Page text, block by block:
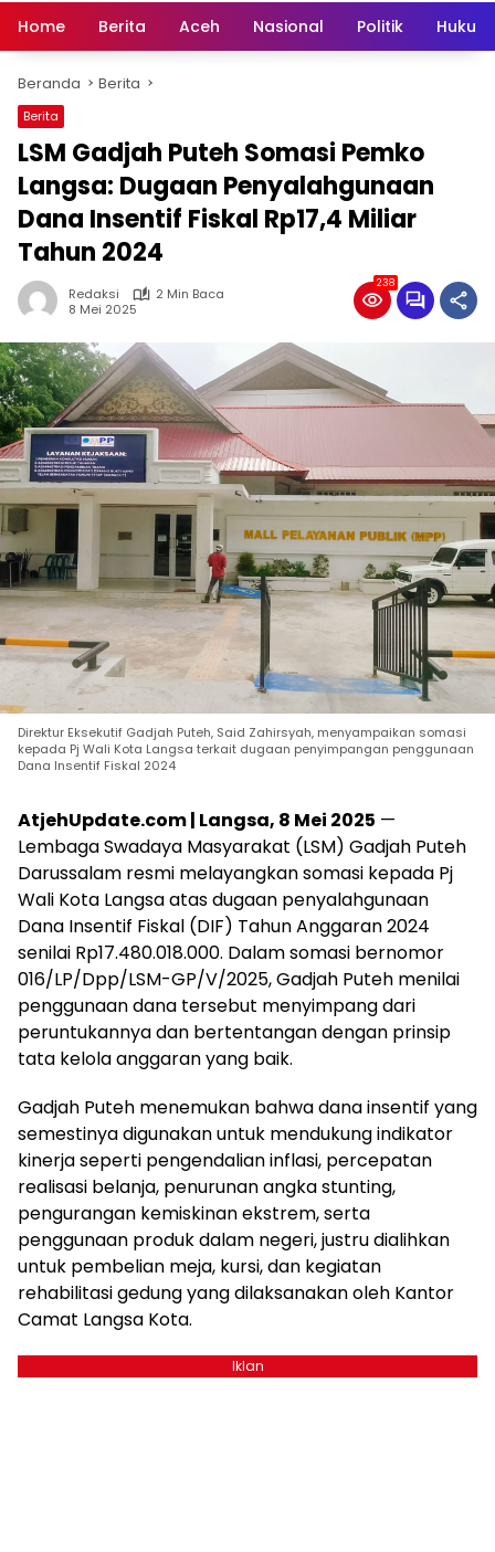
Home Berita Aceh Nasional Politik
Beranda Berita
Berita
LSM Gadjah Puteh Somasi Pemko
Langsa: Dugaan Penyalahgunaan
Dana Insentif Fiskal Rp17,4 Miliar
Tahun 2024
Redaksi
2 Min Baca
8 Mei 2025
238
Direktur Eksekutif Gadjah Puteh, Said Zahirsyah, menyampaikan somasi
kepada Pj Wali Kota Langsa terkait dugaan penyimpangan penggunaan
Dana Insentif Fiskal 2024
AtjehUpdate.com | Langsa, 8 Mei 2025 —
Lembaga Swadaya Masyarakat (LSM) Gadjah Puteh
Darussalam resmi melayangkan somasi kepada Pj
Wali Kota Langsa atas dugaan penyalahgunaan
Dana Insentif Fiskal (DIF) Tahun Anggaran 2024
senilai Rp17.480.018.000. Dalam somasi bernomor
016/LP/Dpp/LSM-GP/V/2025, Gadjah Puteh menilai
penggunaan dana tersebut menyimpang dari
peruntukannya dan bertentangan dengan prinsip
tata kelola anggaran yang baik.
Gadjah Puteh menemukan bahwa dana insentif yang
semestinya digunakan untuk mendukung indikator
kinerja seperti pengendalian inflasi, percepatan
realisasi belanja, penurunan angka stunting,
pengurangan kemiskinan ekstrem, serta
penggunaan produk dalam negeri, justru dialihkan
untuk pembelian meja, kursi, dan kegiatan
rehabilitasi gedung yang dilaksanakan oleh Kantor
Camat Langsa Kota.
Iklan